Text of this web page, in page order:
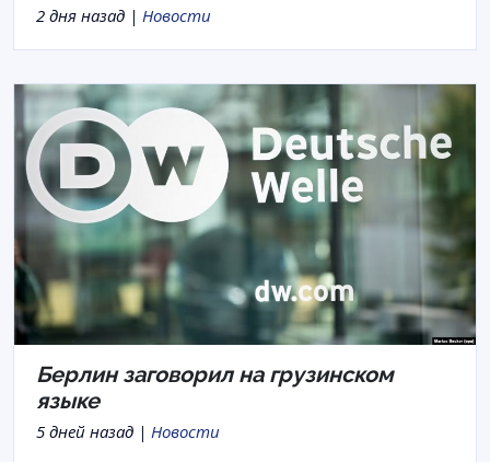
2 дня назад | Новости
Берлин заговорил на грузинском
языке
5 дней назад | Новости